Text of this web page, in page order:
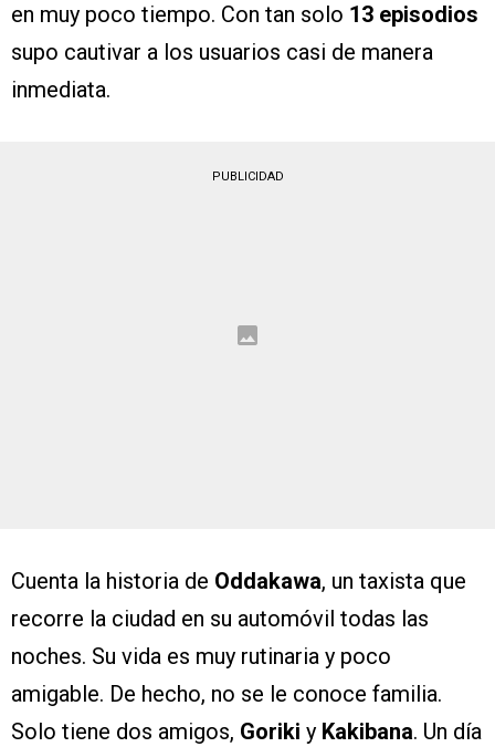
en muy poco tiempo. Con tan solo 13 episodios
supo cautivar a los usuarios casi de manera
inmediata.
PUBLICIDAD
Cuenta la historia de Oddakawa, un taxista que
recorre la ciudad en su automóvil todas las
noches. Su vida es muy rutinaria y poco
amigable. De hecho, no se le conoce familia.
Solo tiene dos amigos, Goriki y Kakibana. Un día